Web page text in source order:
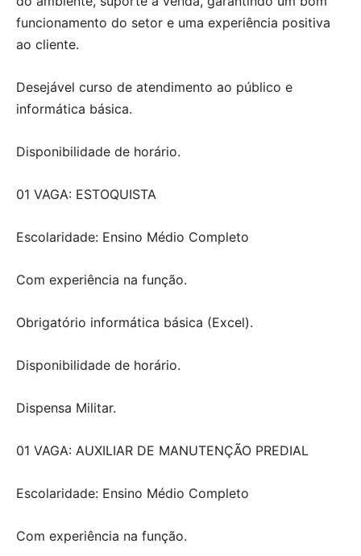
funcionamento do setor e uma experiência positiva
ao cliente.
Desejável curso de atendimento ao público e
informática básica.
Disponibilidade de horário.
01 VAGA: ESTOQUISTA
Escolaridade: Ensino Médio Completo
Com experiência na função.
Obrigatório informática básica (Excel).
Disponibilidade de horário.
Dispensa Militar.
01 VAGA: AUXILIAR DE MANUTENÇÃO PREDIAL
Escolaridade: Ensino Médio Completo
Com experiência na função.